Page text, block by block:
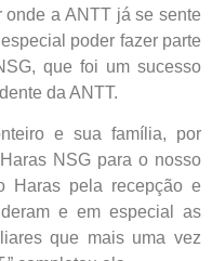
onde a ANTT já se sente
poder fazer parte
que foi um sucesso
da ANTT.
e sua família, por
NSG para o nosso
Haras pela recepção e
e em especial as
que mais uma vez